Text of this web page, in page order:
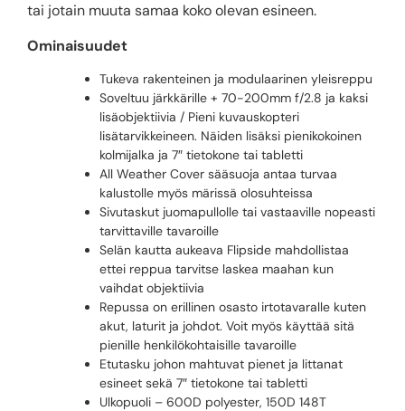
tai jotain muuta samaa koko olevan esineen.
Ominaisuudet
Tukeva rakenteinen ja modulaarinen yleisreppu
Soveltuu järkkärille + 70-200mm f/2.8 ja kaksi
lisäobjektiivia / Pieni kuvauskopteri
lisätarvikkeineen. Näiden lisäksi pienikokoinen
kolmijalka ja 7″ tietokone tai tabletti
All Weather Cover sääsuoja antaa turvaa
kalustolle myös märissä olosuhteissa
Sivutaskut juomapullolle tai vastaaville nopeasti
tarvittaville tavaroille
Selän kautta aukeava Flipside mahdollistaa
ettei reppua tarvitse laskea maahan kun
vaihdat objektiivia
Repussa on erillinen osasto irtotavaralle kuten
akut, laturit ja johdot. Voit myös käyttää sitä
pienille henkilökohtaisille tavaroille
Etutasku johon mahtuvat pienet ja littanat
esineet sekä 7″ tietokone tai tabletti
Ulkopuoli – 600D polyester, 150D 148T